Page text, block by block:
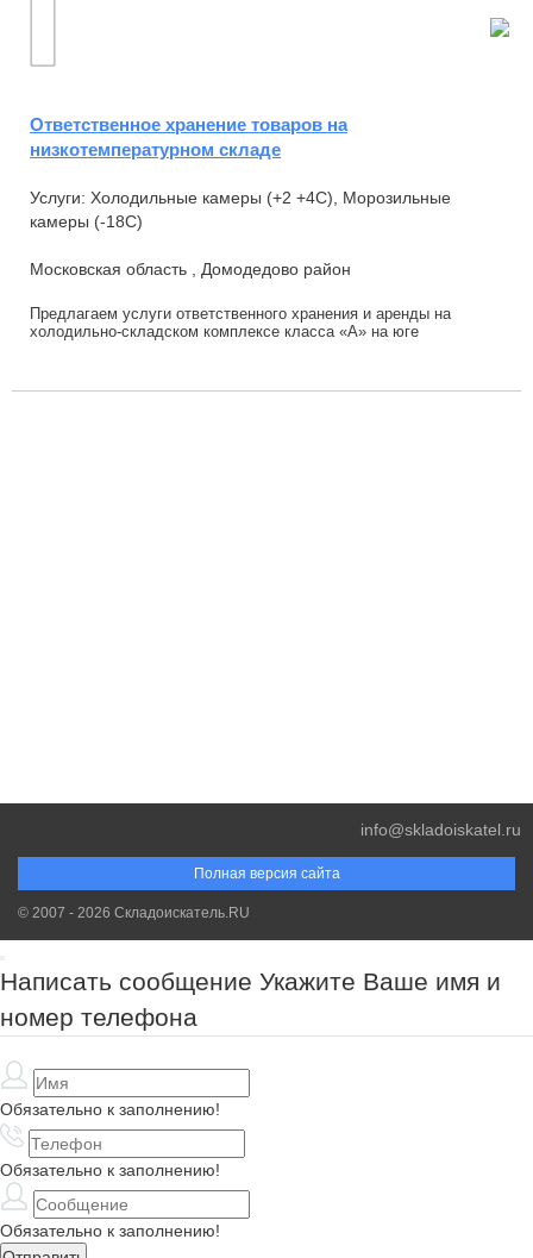
Ответственное хранение товаров на
низкотемпературном складе
Услуги: Холодильные камеры (+2 +4С), Морозильные
камеры (-18С)
Московская область , Домодедово район
Предлагаем услуги ответственного хранения и аренды на
холодильно-складском комплексе класса «А» на юге
Полная версия сайта
info@skladoiskatel.ru
© 2007 - 2026 Складоискатель.RU
Написать сообщение Укажите Ваше имя и
номер телефона
Обязательно к заполнению!
Обязательно к заполнению!
Обязательно к заполнению!